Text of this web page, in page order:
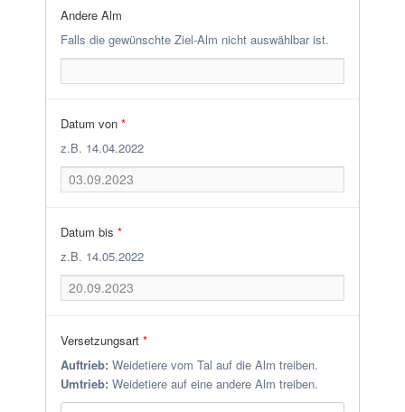
Andere Alm
Falls die gewünschte Ziel-Alm nicht auswählbar ist.
Datum von*
z.B. 14.04.2022
Datum bis*
z.B. 14.05.2022
Versetzungsart*
Auftrieb: Weidetiere vom Tal auf die Alm treiben.
Umtrieb: Weidetiere auf eine andere Alm treiben.